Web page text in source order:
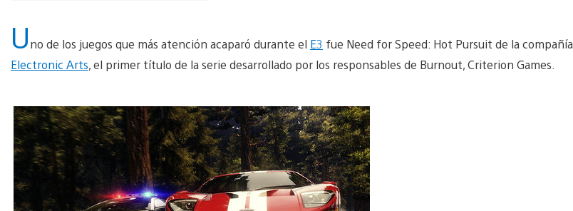
Uno de los juegos que más atención acaparó durante el E3 fue Need for Speed: Hot Pursuit de la compañía
Electronic Arts, el primer título de la serie desarrollado por los responsables de Burnout, Criterion Games.